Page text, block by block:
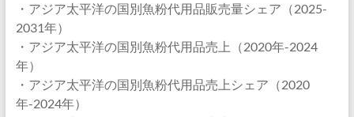
・アジア太平洋の国別魚粉代用品販売量シェア（2025-
2031年）
・アジア太平洋の国別魚粉代用品売上（2020年-2024
年）
・アジア太平洋の国別魚粉代用品売上シェア（2020
年-2024年）